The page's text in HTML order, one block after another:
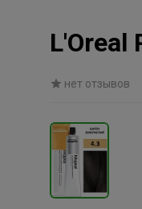
нет отзывов